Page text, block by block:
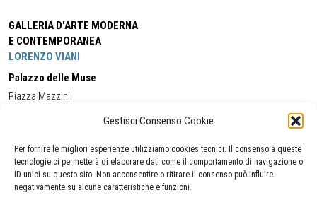
Gestisci Consenso Cookie
Per fornire le migliori esperienze utilizziamo cookies tecnici. Il consenso a queste
tecnologie ci permetterà di elaborare dati come il comportamento di navigazione o
ID unici su questo sito. Non acconsentire o ritirare il consenso può influire
negativamente su alcune caratteristiche e funzioni.
GALLERIA D'ARTE MODERNA
E CONTEMPORANEA
LORENZO VIANI
Palazzo delle Muse
Piazza Mazzini
Cell:+39 338 5714978 (orario apertura Galleria)
Tel:
+39 0584 944580
(orario 09.00/13.00)
Email:gamc@comune.viareggio.lu.it